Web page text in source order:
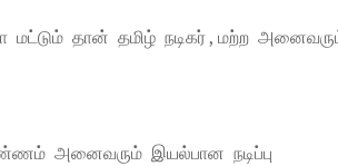
மட்டும் தான் தமிழ் நடிகர் , மற்ற
அனைவரும் இயல்பான நடிப்பு